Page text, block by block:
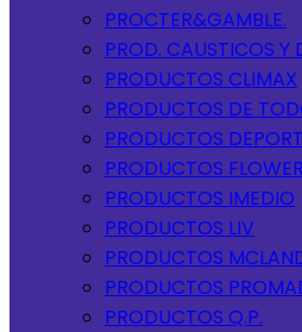
PROCTER&GAMBLE.
PROD. CAUSTICOS Y
PRODUCTOS CLIMAX
PRODUCTOS DE
PRODUCTOS
PRODUCTOS FLOWER
PRODUCTOS IMEDIO
PRODUCTOS LIV
PRODUCTOS
PRODUCTOS
PRODUCTOS Q.P.